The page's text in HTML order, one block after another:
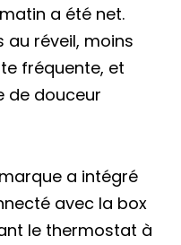
a été net.
au réveil, moins
fréquente, et
de douceur
a intégré
avec la box
le thermostat à